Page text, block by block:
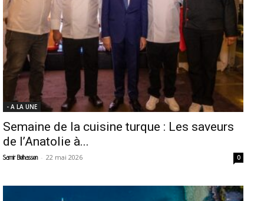
- A LA UNE
Semaine de la cuisine turque : Les saveurs
de l’Anatolie à...
Samir Belhassen - 22 mai 2026 0